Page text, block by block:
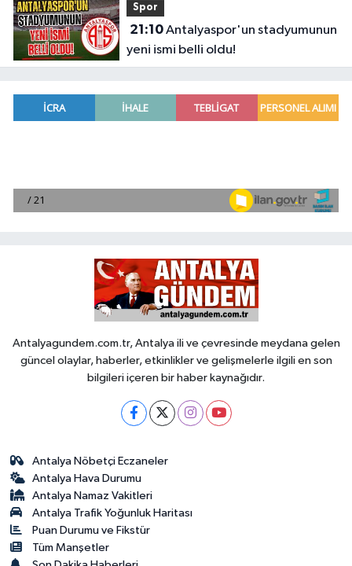
Spor
21:10Antalyaspor'un stadyumunun
yeni ismi belli oldu!
Antalyagundem.com.tr, Antalya ili ve çevresinde meydana gelen
güncel olaylar, haberler, etkinlikler ve gelişmelerle ilgili en son
bilgileri içeren bir haber kaynağıdır.
Antalya Nöbetçi Eczaneler
Antalya Hava Durumu
Antalya Namaz Vakitleri
Antalya Trafik Yoğunluk Haritası
Puan Durumu ve Fikstür
Tüm Manşetler